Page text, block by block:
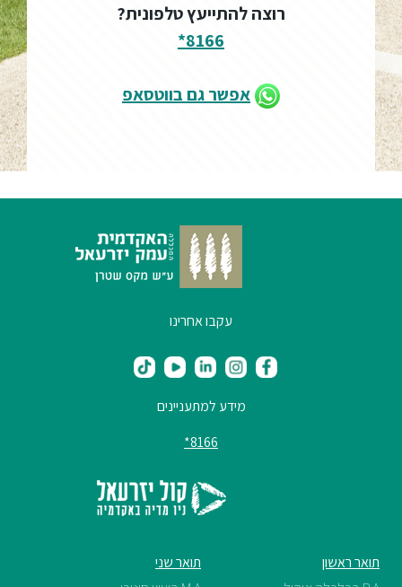
רוצה להתייעץ טלפונית?
8166*
אפשר גם בווטסאפ
עקבו אחרינו
מידע למתעניינים
8166*
תואר ראשון
תואר שני